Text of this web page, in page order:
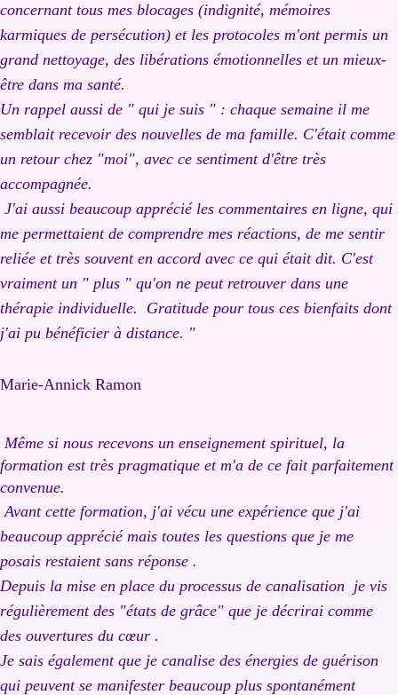
concernant tous mes blocages (indignité, mémoires
karmiques de persécution) et les protocoles m'ont permis un
grand nettoyage, des libérations émotionnelles et un mieux-
être dans ma santé.
Un rappel aussi de " qui je suis " : chaque semaine il me
semblait recevoir des nouvelles de ma famille. C'était comme
un retour chez "moi", avec ce sentiment d'être très
accompagnée.
J'ai aussi beaucoup apprécié les commentaires en ligne, qui
me permettaient de comprendre mes réactions, de me sentir
reliée et très souvent en accord avec ce qui était dit. C'est
vraiment un " plus " qu'on ne peut retrouver dans une
thérapie individuelle. Gratitude pour tous ces bienfaits dont
j'ai pu bénéficier à distance. "
Marie-Annick Ramon
Même si nous recevons un enseignement spirituel, la
formation est très pragmatique et m'a de ce fait parfaitement
convenue.
Avant cette formation, j'ai vécu une expérience que j'ai
beaucoup apprécié mais toutes les questions que je me
posais restaient sans réponse .
Depuis la mise en place du processus de canalisation je vis
régulièrement des "états de grâce" que je décrirai comme
des ouvertures du cœur .
Je sais également que je canalise des énergies de guérison
qui peuvent se manifester beaucoup plus spontanément